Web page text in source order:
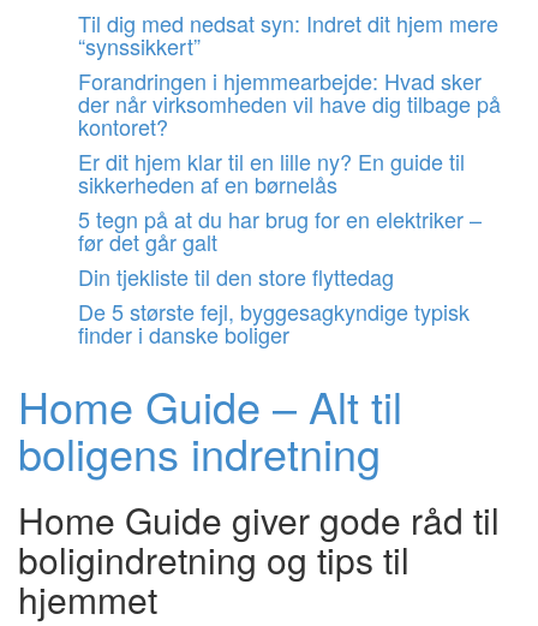
Til dig med nedsat syn: Indret dit hjem mere
“synssikkert”
Forandringen i hjemmearbejde: Hvad sker
der når virksomheden vil have dig tilbage på
kontoret?
Er dit hjem klar til en lille ny? En guide til
sikkerheden af en børnelås
5 tegn på at du har brug for en elektriker –
før det går galt
Din tjekliste til den store flyttedag
De 5 største fejl, byggesagkyndige typisk
finder i danske boliger
Home Guide – Alt til
boligens indretning
Home Guide giver gode råd til
boligindretning og tips til
hjemmet